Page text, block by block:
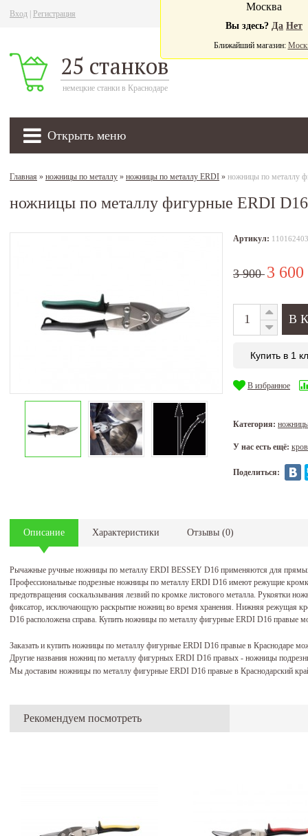
Вход Регистрация
25 станков
немецкие станки в Краснодаре
Открыть меню
Москва
Вы здесь? Да Нет
Ближайший магазин:
Главная » ножницы по металлу » ножницы по металлу ERDI » ножницы по металлу
ножницы по металлу фигурные ERDI
Артикул: 110162403
3 900 3 600
Купить в 1
В избранное
Категория:
У нас есть ещё:
Поделиться:
Описание Характеристики Отзывы (0)
Рычажные ручные ножницы по металлу ERDI BESSEY D16 применяются для
Профессиональные подрезные ножницы по металлу ERDI D16 имеют режущие
предотвращения соскальзывания лезвий по кромке листового металла. Рукоятки
фиксатор, исключающую раскрытие ножниц во время хранения. Нижняя режущая
D16 расположена справа. Купить ножницы по металлу фигурные ERDI D16 правые
Заказать и купить ножницы по металлу фигурные ERDI D16 правые в Краснодаре
Другие названия ножниц по металлу фигурных ERDI D16 правых - ножницы
Мы доставим ножницы по металлу фигурные ERDI D16 правые в Краснодарский
Рекомендуем посмотреть